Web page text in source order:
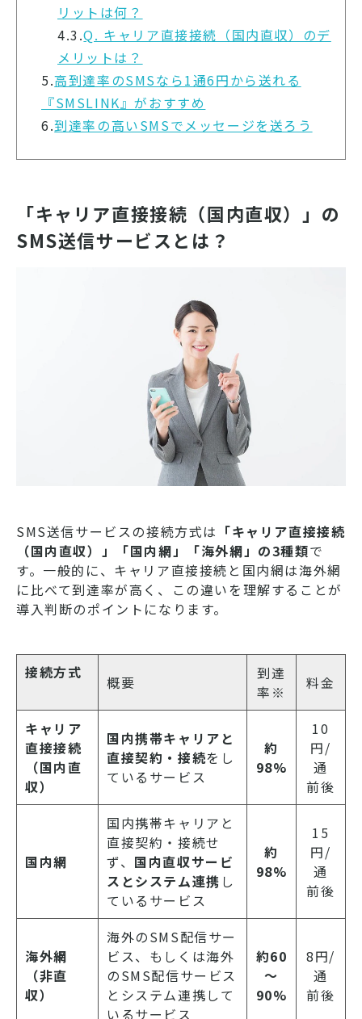
リットは何？
4.3.Q. キャリア直接接続（国内直収）のデ
メリットは？
5.高到達率のSMSなら1通6円から送れる
『SMSLINK』がおすすめ
6.到達率の高いSMSでメッセージを送ろう
「キャリア直接接続（国内直収）」の
SMS送信サービスとは？
SMS送信サービスの接続方式は 「キャリア直接接続
（国内直収）」「国内網」「海外網」の3種類で
す。一般的に、キャリア直接接続と国内網は海外網
に比べて到達率が高く、この違いを理解することが
導入判断のポイントになります。
接続方式
概要
到達
率※
料金
キャリア
直接接続
（国内直
収）
国内携帯キャリアと
直接契約・接続をし
ているサービス
約
98%
10
円/
通
前後
国内網
国内携帯キャリアと
直接契約・接続せ
ず、 国内直収サービ
スとシステム連携 し
ているサービス
約
98%
15
円/
通
前後
海外網
（非直
収）
海外のSMS配信サー
ビス、もしくは海外
のSMS配信サービス
とシステム連携して
いるサービス
約60
～
90%
8円/
通
前後